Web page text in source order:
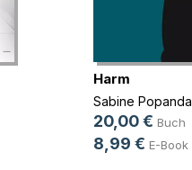
Harm
Sabine Popanda
20,00 € Buch
8,99 € E-Book